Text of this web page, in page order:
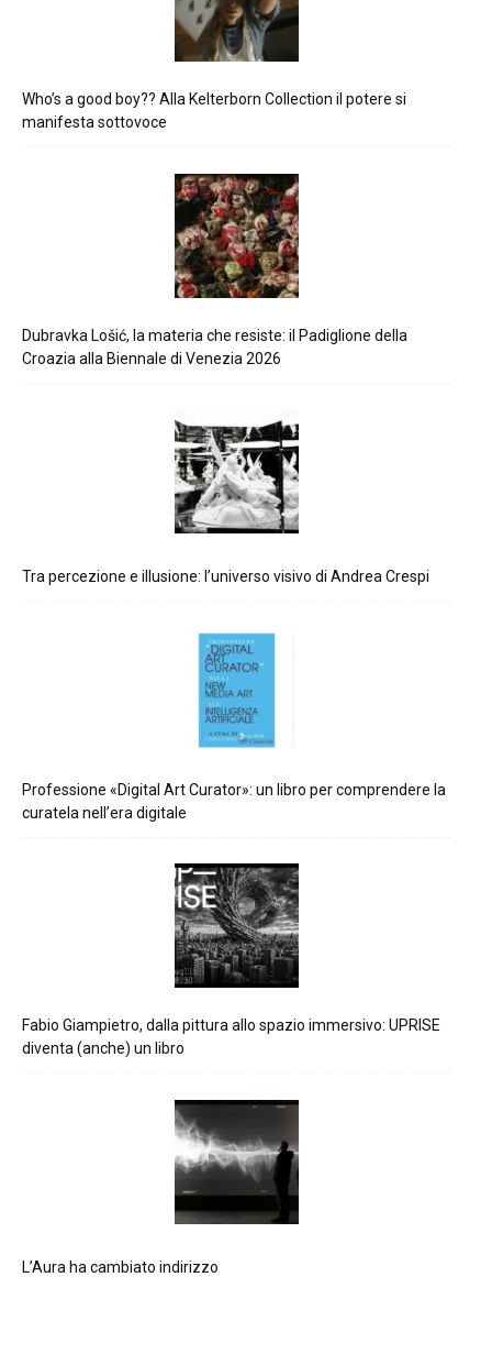
Who’s a good boy?? Alla Kelterborn Collection il potere si
manifesta sottovoce
Dubravka Lošić, la materia che resiste: il Padiglione della
Croazia alla Biennale di Venezia 2026
Tra percezione e illusione: l’universo visivo di Andrea Crespi
Professione «Digital Art Curator»: un libro per comprendere la
curatela nell’era digitale
Fabio Giampietro, dalla pittura allo spazio immersivo: UPRISE
diventa (anche) un libro
L’Aura ha cambiato indirizzo